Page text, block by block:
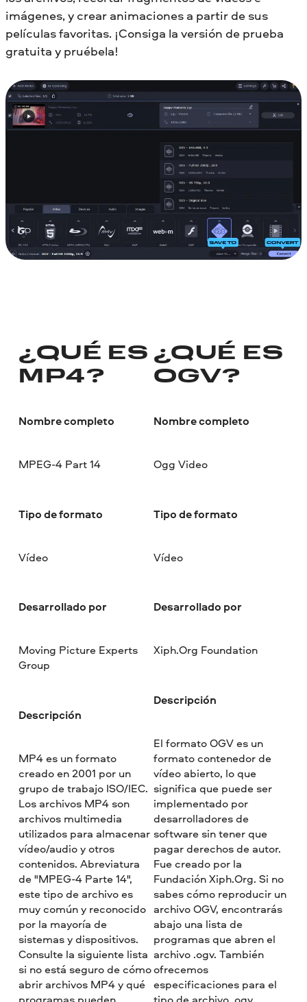
imágenes, y crear animaciones a partir de sus
películas favoritas. ¡Consiga la versión de prueba
gratuita y pruébela!
¿QUÉ ES
MP4?
Nombre completo
MPEG-4 Part 14
Tipo de formato
Vídeo
Desarrollado por
Moving Picture Experts
Group
Descripción
MP4 es un formato
creado en 2001 por un
grupo de trabajo ISO/IEC.
Los archivos MP4 son
archivos multimedia
utilizados para almacenar
vídeo/audio y otros
contenidos. Abreviatura
de "MPEG-4 Parte 14",
este tipo de archivo es
muy común y reconocido
por la mayoría de
sistemas y dispositivos.
Consulte la siguiente lista
si no está seguro de cómo
abrir archivos MP4 y qué
¿QUÉ ES
OGV?
Nombre completo
Ogg Video
Tipo de formato
Vídeo
Desarrollado por
Xiph.Org Foundation
Descripción
El formato OGV es un
formato contenedor de
vídeo abierto, lo que
significa que puede ser
implementado por
desarrolladores de
software sin tener que
pagar derechos de autor.
Fue creado por la
Fundación Xiph.Org. Si no
sabes cómo reproducir un
archivo OGV, encontrarás
abajo una lista de
programas que abren el
archivo .ogv. También
ofrecemos
especificaciones para el